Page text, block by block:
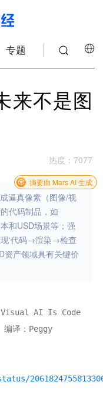
专题
来不是图
热度 ：7077
逼真像素（图像/视
代码制品，如
和USD场景等；强
‘代码→渲染→检查
资产领域具有关键价
摘要由 Mars AI 生成
Visual AI Is Code
译：Peggy